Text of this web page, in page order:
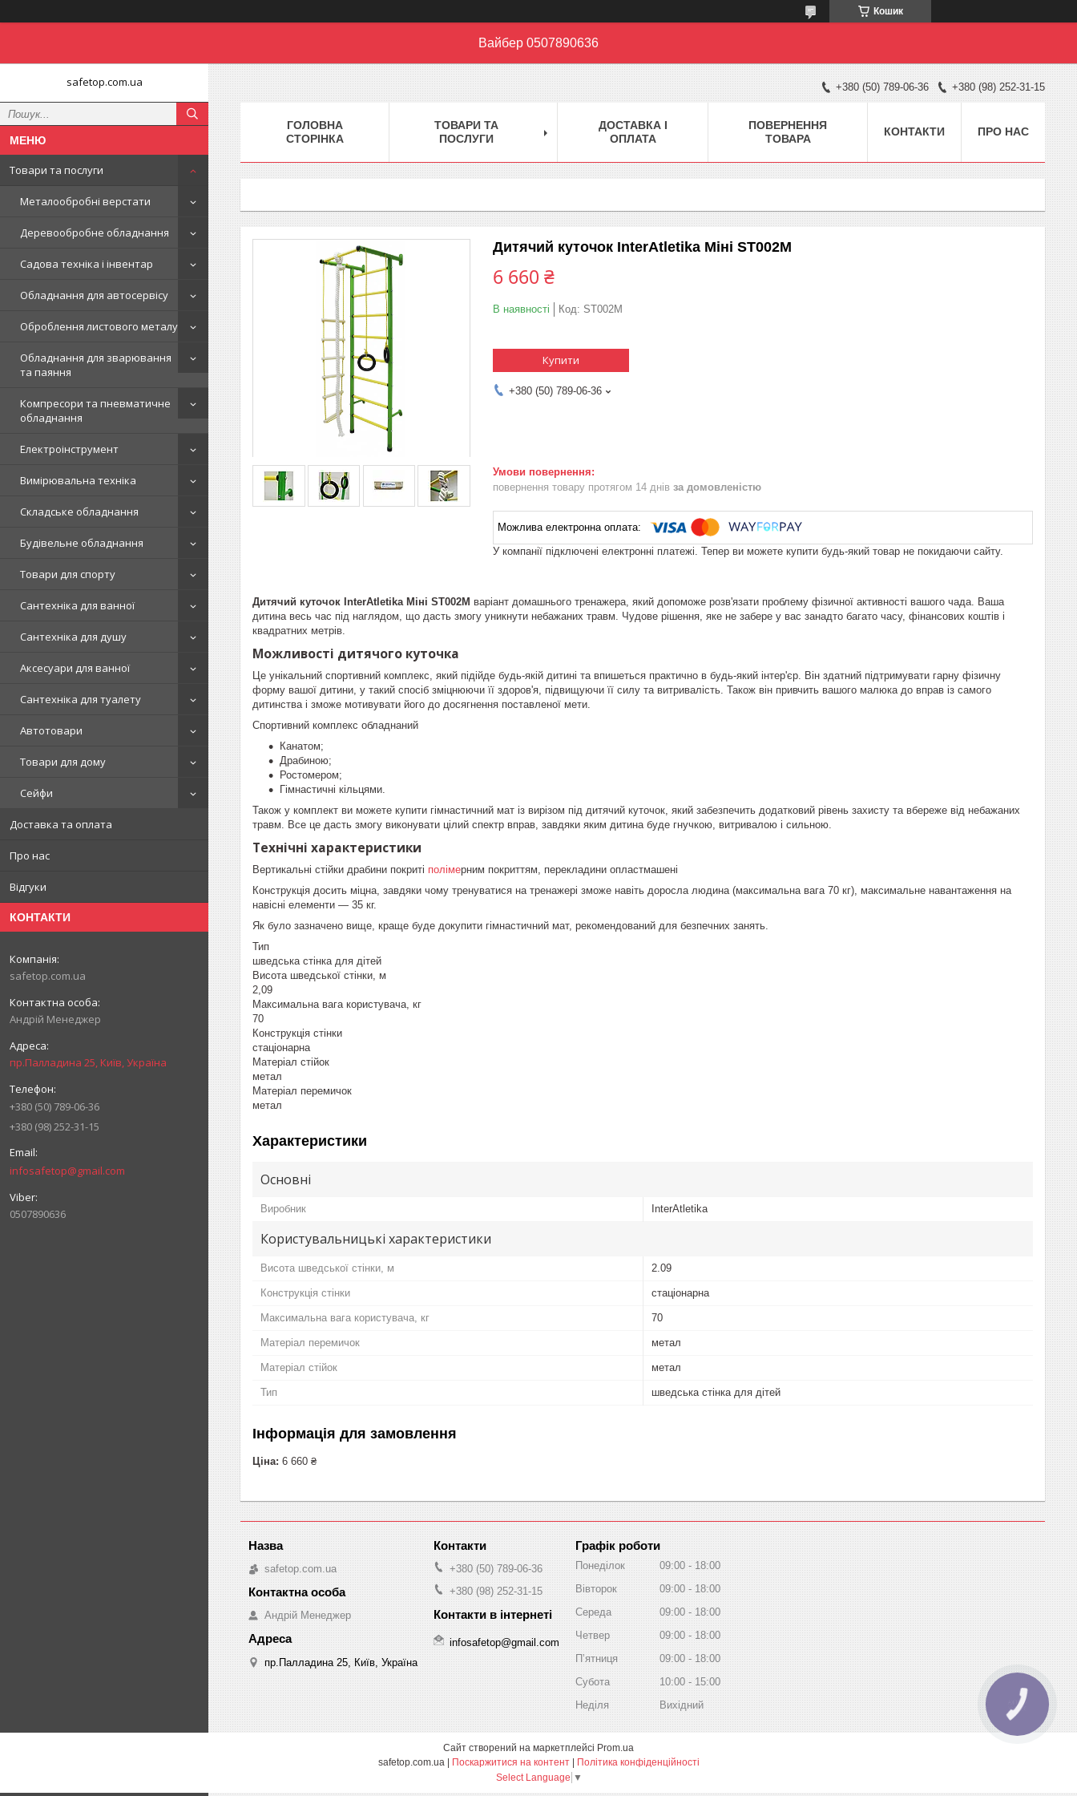
Кошик
Вайбер 0507890636
safetop.com.ua
Товари та послуги
Металообробні верстати
Деревообробне обладнання
Садова техніка і інвентар
Обладнання для автосервісу
Оброблення листового металу
Обладнання для зварювання
та паяння
Компресори та пневматичне
обладнання
Електроінструмент
Вимірювальна техніка
Складське обладнання
Будівельне обладнання
Товари для спорту
Сантехніка для ванної
Сантехніка для душу
Аксесуари для ванної
Сантехніка для туалету
Автотовари
Товари для дому
Сейфи
Доставка та оплата
Про нас
Відгуки
КОНТАКТИ
safetop.com.ua
Андрій Менеджер
пр.Палладина 25, Київ, Україна
+380 (50) 789-06-36
+380 (98) 252-31-15
infosafetop@gmail.com
0507890636
+380 (50) 789-06-36 +380 (98) 252-31-15
ГОЛОВНА
СТОРІНКА
ТОВАРИ ТА
ПОСЛУГИ
ДОСТАВКА І
ОПЛАТА
ПОВЕРНЕННЯ
ТОВАРА
КОНТАКТИ ПРО НАС
Дитячий куточок InterAtletika Міні ST002M
6 660 ₴
В наявності Код: ST002M
Купити
+380 (50) 789-06-36
повернення товару протягом 14 днів за домовленістю
У компанії підключені електронні платежі. Тепер ви можете купити будь-який товар не покидаючи сайту.
Дитячий куточок InterAtletika Міні ST002M варіант домашнього тренажера, який допоможе розв'язати проблему фізичної активності вашого чада. Ваша
дитина весь час під наглядом, що дасть змогу уникнути небажаних травм. Чудове рішення, яке не забере у вас занадто багато часу, фінансових коштів і
квадратних метрів.
Можливості дитячого куточка
Це унікальний спортивний комплекс, який підійде будь-якій дитині та впишеться практично в будь-який інтер'єр. Він здатний підтримувати гарну фізичну
форму вашої дитини, у такий спосіб зміцнюючи її здоров'я, підвищуючи її силу та витривалість. Також він привчить вашого малюка до вправ із самого
дитинства і зможе мотивувати його до досягнення поставленої мети.
Спортивний комплекс обладнаний
Канатом;
Драбиною;
Ростомером;
Гімнастичні кільцями.
Також у комплект ви можете купити гімнастичний мат із вирізом під дитячий куточок, який забезпечить додатковий рівень захисту та вбереже від небажаних
травм. Все це дасть змогу виконувати цілий спектр вправ, завдяки яким дитина буде гнучкою, витривалою і сильною.
Технічні характеристики
Вертикальні стійки драбини покриті полімерним покриттям, перекладини опластмашені
Конструкція досить міцна, завдяки чому тренуватися на тренажері зможе навіть доросла людина (максимальна вага 70 кг), максимальне навантаження на
навісні елементи — 35 кг.
Як було зазначено вище, краще буде докупити гімнастичний мат, рекомендований для безпечних занять.
Тип
шведська стінка для дітей
Висота шведської стінки, м
2,09
Максимальна вага користувача, кг
70
Конструкція стінки
стаціонарна
Матеріал стійок
метал
Матеріал перемичок
метал
Характеристики
Основні
Виробник InterAtletika
Користувальницькі характеристики
Висота шведської стінки, м 2.09
Конструкція стінки стаціонарна
Максимальна вага користувача, кг 70
Матеріал перемичок метал
Матеріал стійок метал
Тип шведська стінка для дітей
Інформація для замовлення
Ціна: 6 660 ₴
safetop.com.ua
Андрій Менеджер
пр.Палладина 25, Київ, Україна
+380 (50) 789-06-36
+380 (98) 252-31-15
infosafetop@gmail.com
Графік роботи
Понеділок 09:00
18:00
Вівторок
09:00
18:00
Середа
09:00
18:00
Четвер
09:00
18:00
Пʼятниця
09:00
18:00
Субота
10:00
15:00
Неділя
Вихідний
Сайт створений на маркетплейсі Prom.ua
Поскаржитися на контент
Політика конфіденційності
Select Language ▼
КНОПКА
ЗВ'ЯЗКУ